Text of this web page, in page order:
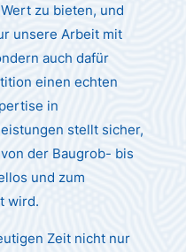
zu bieten, und
unsere Arbeit mit
auch dafür
einen echten
in
stellt sicher,
der Baugrob- bis
und zum
wird.
Zeit nicht nur